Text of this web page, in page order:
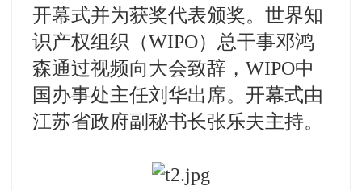
开幕式并为获奖代表颁奖。世界知
识产权组织（WIPO）总干事邓鸿
森通过视频向大会致辞，WIPO中
国办事处主任刘华出席。开幕式由
江苏省政府副秘书长张乐夫主持。